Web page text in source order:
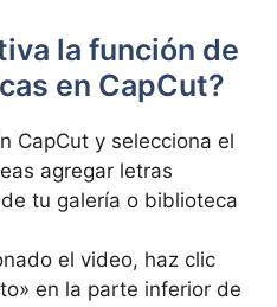
la ⁢función de
en CapCut?
CapCut y selecciona⁣ el
agregar⁣ letras
tu galería o biblioteca
el video, ‌haz clic
en ‍la parte inferior de